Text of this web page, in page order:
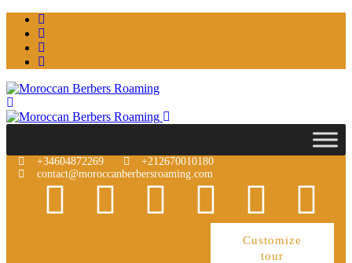
+34604872269
+212670010180
contact@moroccanberbersroaming.com
Customize
tour